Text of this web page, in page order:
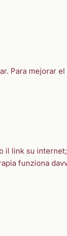
Para mejorar
il link su
funziona